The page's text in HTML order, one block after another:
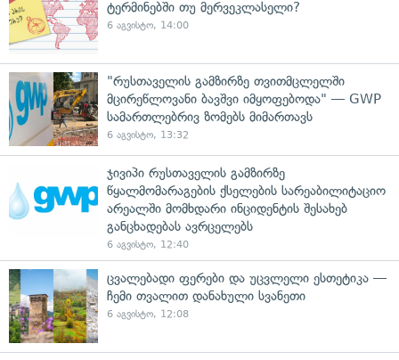
ტერმინებში თუ მერვეკლასელი?
6 აგვისტო, 14:00
"რუსთაველის გამზირზე თვითმცლელში
მცირეწლოვანი ბავშვი იმყოფებოდა" — GWP
სამართლებრივ ზომებს მიმართავს
6 აგვისტო, 13:32
ჯივიპი რუსთაველის გამზირზე
წყალმომარაგების ქსელების სარეაბილიტაციო
არეალში მომხდარი ინციდენტის შესახებ
განცხადებას ავრცელებს
6 აგვისტო, 12:40
ცვალებადი ფერები და უცვლელი ესთეტიკა —
ჩემი თვალით დანახული სვანეთი
6 აგვისტო, 12:08